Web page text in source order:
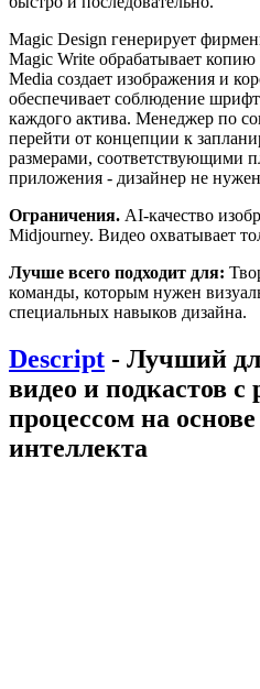
Magic Design генерирует
Magic Write обрабатывает
Media создает изображения и
обеспечивает соблюдение
каждого актива. Менеджер по
перейти от концепции к
размерами, соответствующими
приложения - дизайнер не
Ограничения. AI-качество
Midjourney. Видео охватывает
Лучше всего подходит для:
команды, которым нужен
специальных навыков дизайна.
Descript - Лучший
видео и подкастов с
процессом на
интеллекта